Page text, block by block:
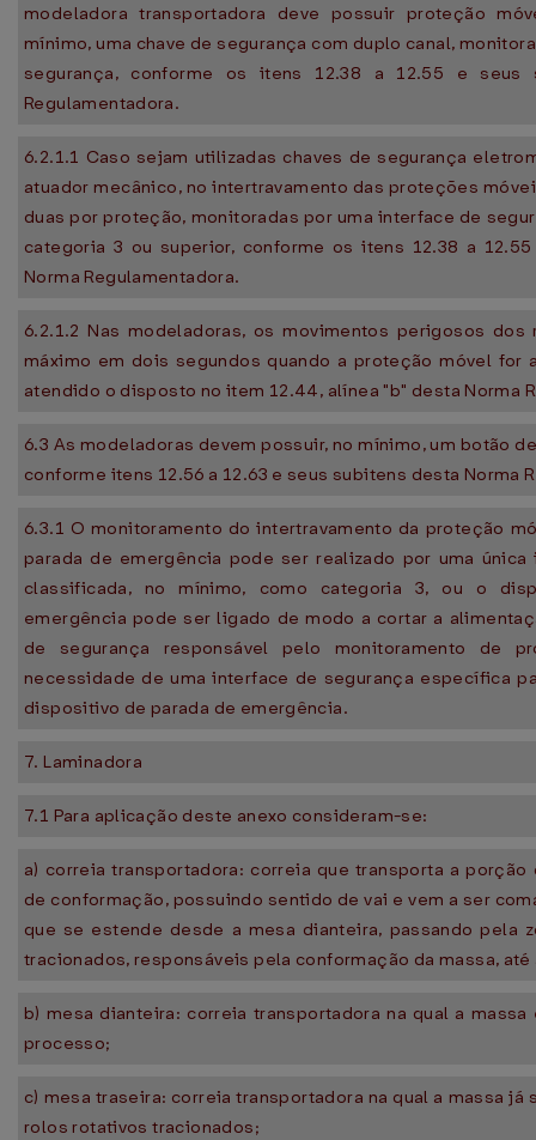
modeladora transportadora deve possuir proteção
mínimo, uma chave de segurança com duplo canal,
segurança, conforme os itens 12.38 a 12.55 e seus
Regulamentadora.
6.2.1.1 Caso sejam utilizadas chaves de segurança
atuador mecânico, no intertravamento das proteções
duas por proteção, monitoradas por uma interface de
categoria 3 ou superior, conforme os itens 12.38 a
Norma Regulamentadora.
6.2.1.2 Nas modeladoras, os movimentos perigosos
máximo em dois segundos quando a proteção móvel for
atendido o disposto no item 12.44, alínea "b" desta Norma
6.3 As modeladoras devem possuir, no mínimo, um botão
conforme itens 12.56 a 12.63 e seus subitens desta Norma
6.3.1 O monitoramento do intertravamento da proteção
parada de emergência pode ser realizado por uma
classificada, no mínimo, como categoria 3, ou o
emergência pode ser ligado de modo a cortar a
de segurança responsável pelo monitoramento de
necessidade de uma interface de segurança específica
dispositivo de parada de emergência.
7. Laminadora
7.1 Para aplicação deste anexo consideram-se:
a) correia transportadora: correia que transporta a
de conformação, possuindo sentido de vai e vem a ser
que se estende desde a mesa dianteira, passando pela
tracionados, responsáveis pela conformação da massa,
b) mesa dianteira: correia transportadora na qual a
processo;
c) mesa traseira: correia transportadora na qual a massa
rolos rotativos tracionados;